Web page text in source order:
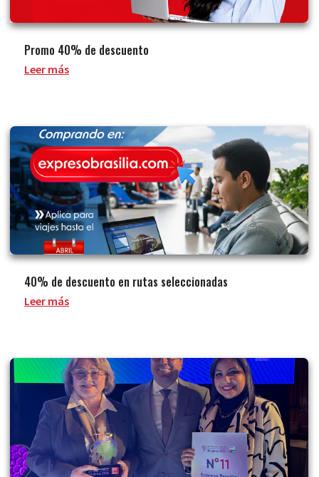
Promo 40% de descuento
Leer más
40% de descuento en rutas seleccionadas
Leer más